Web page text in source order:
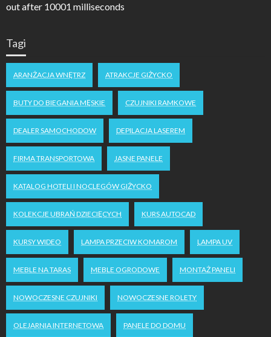
out after 10001 milliseconds
Tagi
ARANŻACJA WNĘTRZ ATRAKCJE GIŻYCKO
BUTY DO BIEGANIA MĘSKIE CZUJNIKI RAMKOWE
DEALER SAMOCHODOW DEPILACJA LASEREM
FIRMA TRANSPORTOWA JASNE PANELE
KATALOG HOTELI I NOCLEGÓW GIŻYCKO
KOLEKCJE UBRAŃ DZIECIĘCYCH KURS AUTOCAD
KURSY WIDEO LAMPA PRZECIW KOMAROM LAMPA UV
MEBLE NA TARAS MEBLE OGRODOWE MONTAŻ PANELI
NOWOCZESNE CZUJNIKI NOWOCZESNE ROLETY
OLEJARNIA INTERNETOWA PANELE DO DOMU